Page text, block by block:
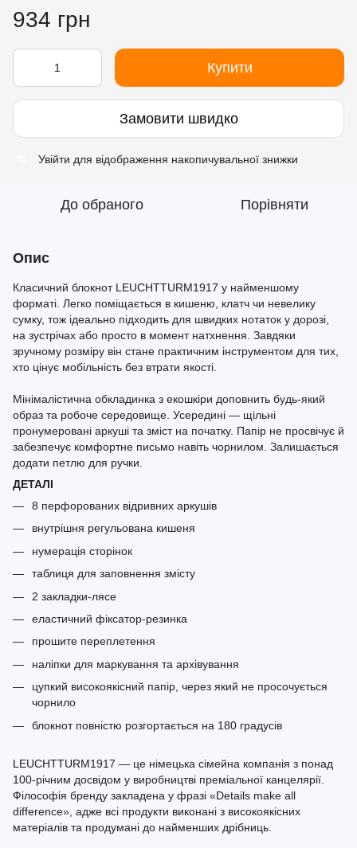
934 грн
Купити
Замовити швидко
Увійти для відображення накопичувальної знижки
До обраного Порівняти
Опис
Класичний блокнот LEUCHTTURM1917 у найменшому
форматі. Легко поміщається в кишеню, клатч чи невелику
сумку, тож ідеально підходить для швидких нотаток у дорозі,
на зустрічах або просто в момент натхнення. Завдяки
зручному розміру він стане практичним інструментом для тих,
хто цінує мобільність без втрати якості.
Мінімалістична обкладинка з екошкіри доповнить будь-який
образ та робоче середовище. Усередині — щільні
пронумеровані аркуші та зміст на початку. Папір не просвічує й
забезпечує комфортне письмо навіть чорнилом. Залишається
додати петлю для ручки.
ДЕТАЛІ
8 перфорованих відривних аркушів
внутрішня регульована кишеня
нумерація сторінок
таблиця для заповнення змісту
2 закладки-лясе
еластичний фіксатор-резинка
прошите переплетення
наліпки для маркування та архівування
цупкий високоякісний папір, через який не просочується
чорнило
блокнот повністю розгортається на 180 градусів
LEUCHTTURM1917 — це німецька сімейна компанія з понад
100-річним досвідом у виробництві преміальної канцелярії.
Філософія бренду закладена у фразі «Details make all
difference», адже всі продукти виконані з високоякісних
матеріалів та продумані до найменших дрібниць.